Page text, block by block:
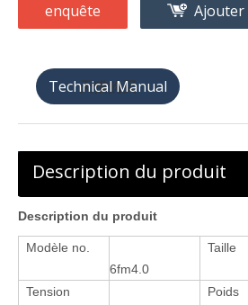
enquête Ajouter
天猫购买
Description du produit
Description du produit
Modèle no.
6fm4.0
Taille
Tension
Poids